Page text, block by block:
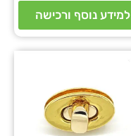
למידע נוסף ורכישה